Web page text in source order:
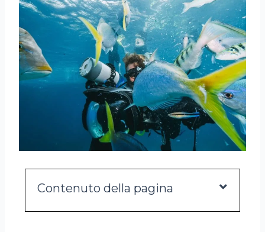
Contenuto della pagina